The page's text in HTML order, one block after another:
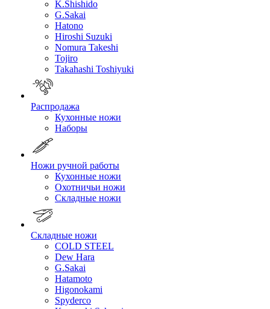
K.Shishido
G.Sakai
Hatono
Hiroshi Suzuki
Nomura Takeshi
Tojiro
Takahashi Toshiyuki
Распродажа
Кухонные ножи
Наборы
Ножи ручной работы
Кухонные ножи
Охотничьи ножи
Складные ножи
Складные ножи
COLD STEEL
Dew Hara
G.Sakai
Hatamoto
Higonokami
Spyderco